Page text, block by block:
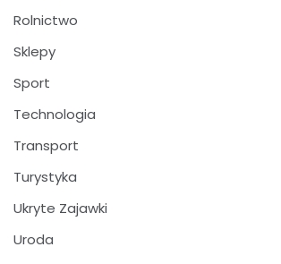
Rolnictwo
Sklepy
Sport
Technologia
Transport
Turystyka
Ukryte Zajawki
Uroda